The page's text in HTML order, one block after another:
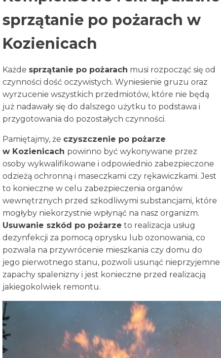
sprzątanie po pożarach w
Kozienicach
Każde sprzątanie po pożarach musi rozpocząć się od
czynności dość oczywistych. Wyniesienie gruzu oraz
wyrzucenie wszystkich przedmiotów, które nie będą
już nadawały się do dalszego użytku to podstawa i
przygotowania do pozostałych czynności.
Pamiętajmy, że czyszczenie po pożarze
w Kozienicach powinno być wykonywane przez
osoby wykwalifikowane i odpowiednio zabezpieczone
odzieżą ochronną i maseczkami czy rękawiczkami. Jest
to konieczne w celu zabezpieczenia organów
wewnętrznych przed szkodliwymi substancjami, które
mogłyby niekorzystnie wpłynąć na nasz organizm.
Usuwanie szkód po pożarze to realizacja usług
dezynfekcji za pomocą oprysku lub ozonowania, co
pozwala na przywrócenie mieszkania czy domu do
jego pierwotnego stanu, pozwoli usunąć nieprzyjemne
zapachy spalenizny i jest konieczne przed realizacją
jakiegokolwiek remontu.